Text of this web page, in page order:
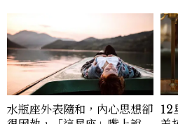
水瓶座外表隨和，內心思想卻 12